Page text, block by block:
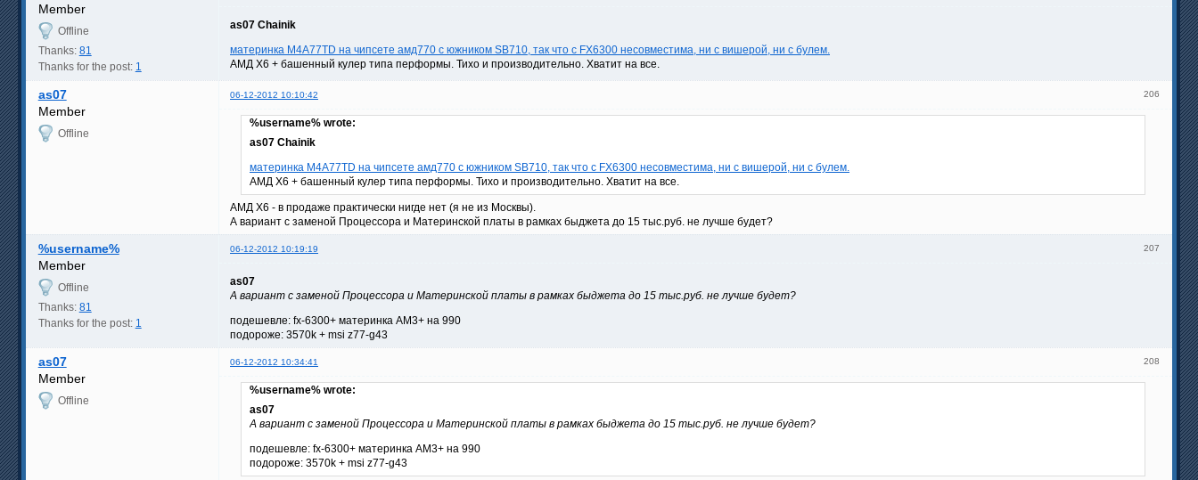
Member
Offline
Thanks: 81
Thanks for the post: 1
as07 Chainik
материнка M4A77TD на чипсете амд770 с южником SB710, так что с FX6300 несовместима, ни с вишерой, ни с булем.
АМД Х6 + башенный кулер типа перформы. Тихо и производительно. Хватит на все.
206
as07 06-12-2012 10:10:42
Member
Offline
%username% wrote:
as07 Chainik
материнка M4A77TD на чипсете амд770 с южником SB710, так что с FX6300 несовместима, ни с вишерой, ни с булем.
АМД Х6 + башенный кулер типа перформы. Тихо и производительно. Хватит на все.
АМД Х6 - в продаже практически нигде нет (я не из Москвы).
А вариант с заменой Процессора и Материнской платы в рамках быджета до 15 тыс.руб. не лучше будет?
207
%username% 06-12-2012 10:19:19
Member
Offline
Thanks: 81
Thanks for the post: 1
as07
А вариант с заменой Процессора и Материнской платы в рамках быджета до 15 тыс.руб. не лучше будет?
подешевле: fx-6300+ материнка AM3+ на 990
подороже: 3570k + msi z77-g43
208
as07 06-12-2012 10:34:41
Member
Offline
%username% wrote:
as07
А вариант с заменой Процессора и Материнской платы в рамках быджета до 15 тыс.руб. не лучше будет?
подешевле: fx-6300+ материнка AM3+ на 990
подороже: 3570k + msi z77-g43